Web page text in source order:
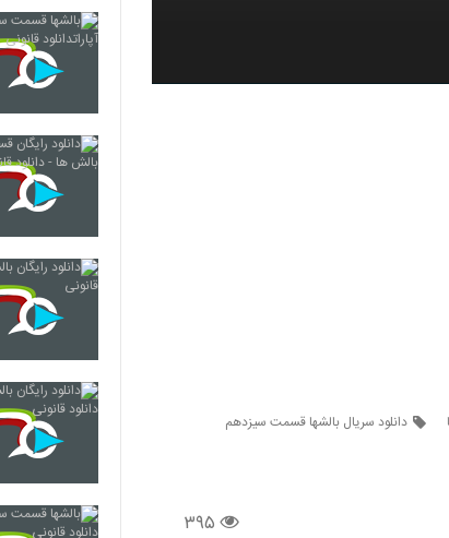
دانلود سریال بالشها قسمت سیزدهم
۳۹۵